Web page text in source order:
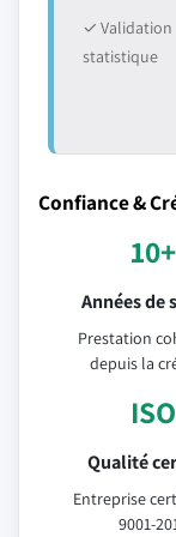
✓ Validation
statistique
Confiance &
10+
Années de
Prestation
depuis la
ISO
Qualité
Entreprise
9001-